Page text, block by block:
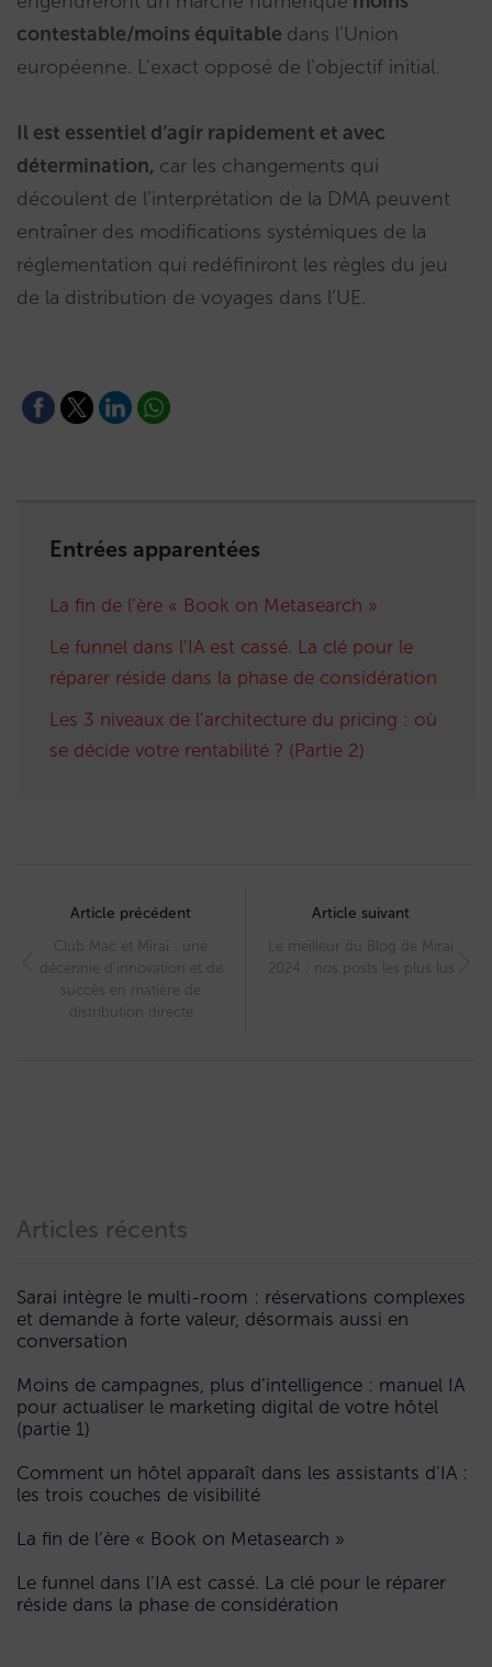
contestable/moins équitable dans l’Union
européenne. L’exact opposé de l’objectif initial.
Il est essentiel d’agir rapidement et avec
détermination, car les changements qui
découlent de l’interprétation de la DMA peuvent
entraîner des modifications systémiques de la
réglementation qui redéfiniront les règles du jeu
de la distribution de voyages dans l’UE.
Entrées apparentées
La fin de l’ère « Book on Metasearch »
Le funnel dans l’IA est cassé. La clé pour le
réparer réside dans la phase de considération
Les 3 niveaux de l’architecture du pricing : où
se décide votre rentabilité ? (Partie 2)
navigation
Article précédent
Club Mac et Mirai : une
décennie d’innovation et de
succès en matière de
distribution directe
Article suivant
Le meilleur du Blog de Mirai
2024 : nos posts les plus lus
Articles récents
Sarai intègre le multi-room : réservations complexes
et demande à forte valeur, désormais aussi en
conversation
Moins de campagnes, plus d’intelligence : manuel IA
pour actualiser le marketing digital de votre hôtel
(partie 1)
Comment un hôtel apparaît dans les assistants d’IA :
les trois couches de visibilité
La fin de l’ère « Book on Metasearch »
Le funnel dans l’IA est cassé. La clé pour le réparer
réside dans la phase de considération